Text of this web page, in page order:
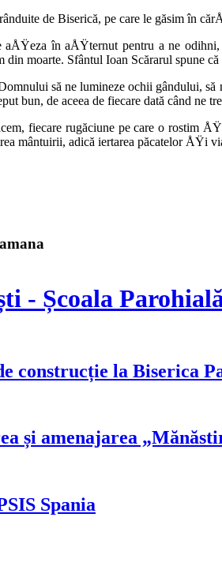
de Biserică, pe care le găsim în
aÅŸeza în aÅŸternut pentru a ne
din moarte. Sfântul Ioan Scărarul spune
să ne lumineze ochii gândului,
bun, de aceea de fiecare dată când
fiecare rugăciune pe care o rostim
mântuirii, adică iertarea păcatelor ÅŸi
- Școala
construcție la Biserica
și amenajarea
Spania